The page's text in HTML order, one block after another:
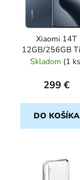
Xiaomi 14T
12GB/256GB
Blue Dual Sim
Skladom (1 ks
299 €
DO KOŠÍKA